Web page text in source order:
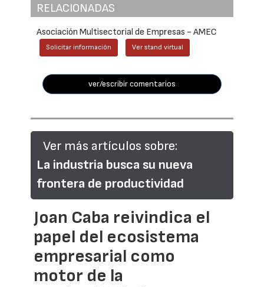
RELACIONADAS
Asociación Multisectorial de Empresas - AMEC
Solicitar información Ver stand virtual
ver/escribir comentarios
Ver más artículos sobre:
La industria busca su nueva
frontera de productividad
Joan Caba reivindica el
papel del ecosistema
empresarial como
motor de la